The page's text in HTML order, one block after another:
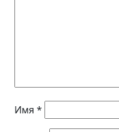
Имя *